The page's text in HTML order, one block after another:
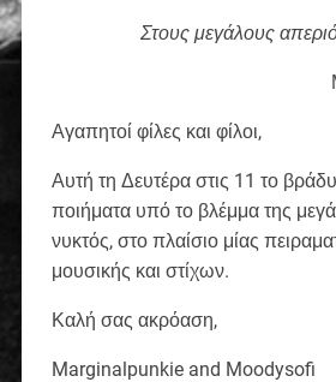
Στους μεγάλους
Αγαπητοί φίλες και φίλοι,
Αυτή τη Δευτέρα στις 11 το
ποιήματα υπό το βλέμμα της
νυκτός, στο πλαίσιο μίας
μουσικής και στίχων.
Καλή σας ακρόαση,
Marginalpunkie and Moodysofi